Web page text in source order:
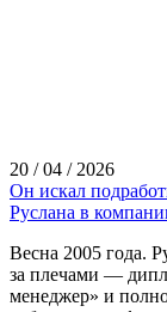
20 / 04 / 2026
Он искал
Руслана в
Весна 2005 года.
за плечами —
менеджер» и